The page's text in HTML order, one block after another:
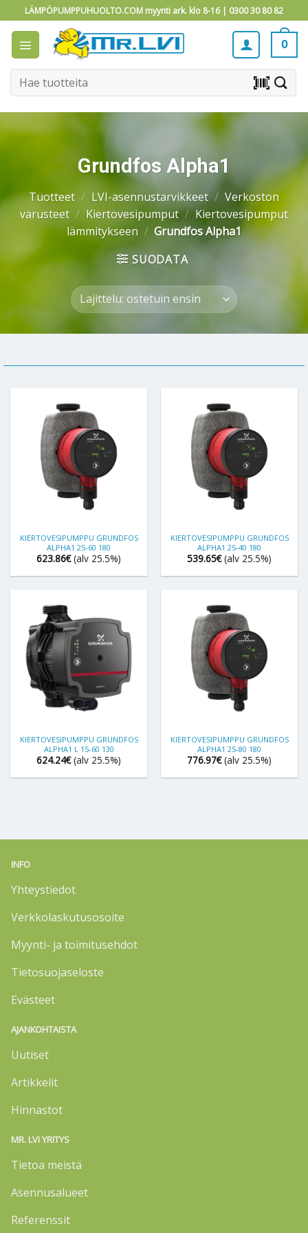
to
content
LÄMPÖPUMPPUHUOLTO.COM myynti ark. klo 8-16 | 0300 30 80 82
0
Etsi: barcode_scanner
Grundfos Alpha1
Tuotteet / LVI-asennustarvikkeet / Verkoston
varusteet / Kiertovesipumput / Kiertovesipumput
lämmitykseen / Grundfos Alpha1
SUODATA
KIERTOVESIPUMPPU GRUNDFOS
ALPHA1 25-60 180
623.86€ (alv 25.5%)
KIERTOVESIPUMPPU GRUNDFOS
ALPHA1 25-40 180
539.65€ (alv 25.5%)
KIERTOVESIPUMPPU GRUNDFOS
ALPHA1 L 15-60 130
624.24€ (alv 25.5%)
KIERTOVESIPUMPPU GRUNDFOS
ALPHA1 25-80 180
776.97€ (alv 25.5%)
INFO
Yhteystiedot
Verkkolaskutusosoite
Myynti- ja toimitusehdot
Tietosuojaseloste
Evästeet
AJANKOHTAISTA
Uutiset
Artikkelit
Hinnastot
MR. LVI YRITYS
Tietoa meistä
Asennusalueet
Referenssit